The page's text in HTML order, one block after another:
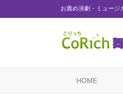
お薦め演劇・ミュージ
HOME